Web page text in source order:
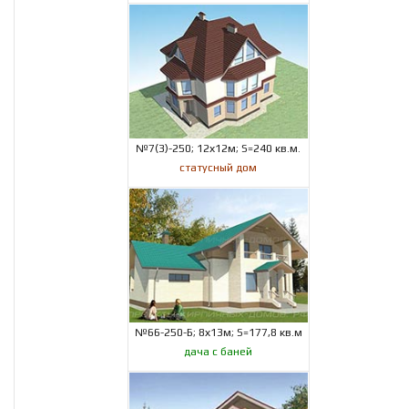
№7(3)-250; 12х12м; S=240 кв.м.
статусный дом
№66-250-Б; 8х13м; S=177,8 кв.м
дача с баней